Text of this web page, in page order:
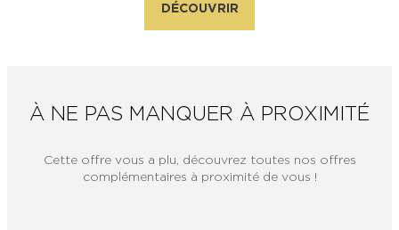
DÉCOUVRIR
À NE PAS MANQUER À PROXIMITÉ
Cette offre vous a plu, découvrez toutes nos offres
complémentaires à proximité de vous !